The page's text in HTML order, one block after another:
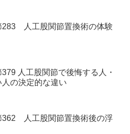
283 人工股関節置換術の体験
379 人工股関節で後悔する人・
人の決定的な違い
362 人工股関節置換術後の浮